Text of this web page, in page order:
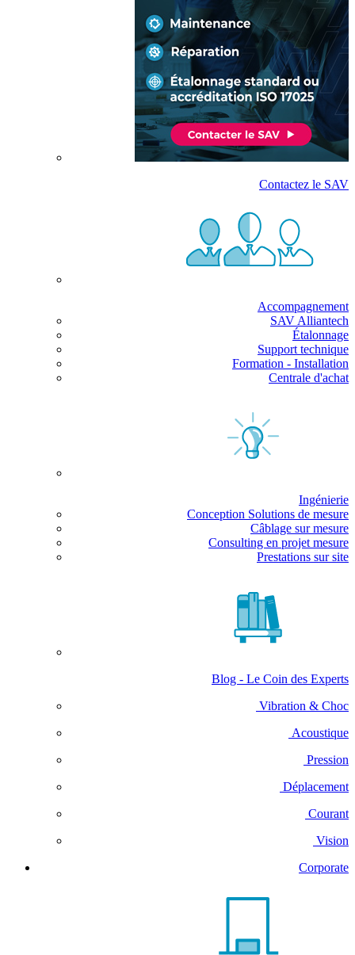
Contactez le SAV
Accompagnement
SAV Alliantech
Étalonnage
Support technique
Formation - Installation
Centrale d'achat
Ingénierie
Conception Solutions de mesure
Câblage sur mesure
Consulting en projet mesure
Prestations sur site
Blog - Le Coin des Experts
Vibration & Choc
Acoustique
Pression
Déplacement
Courant
Vision
Corporate